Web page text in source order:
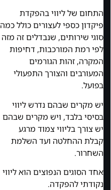
התחום של ליווי בהפקדת
פיקדון כספי לעצורים כולל כמה
סוגי שירותים, שנבדלים זה מזה
לפי רמת המורכבות, דחיפות
המקרה, זהות הגורמים
המעורבים והצורך התפעולי
בפועל.
יש מקרים שבהם נדרש ליווי
בסיסי בלבד, ויש מקרים שבהם
יש צורך בליווי צמוד מרגע
קבלת ההחלטה ועד השלמת
השחרור.
אחד הסוגים הנפוצים הוא ליווי
נקודתי להפקדה.